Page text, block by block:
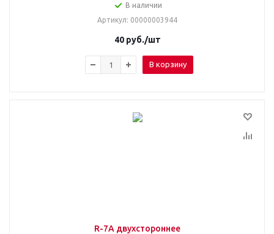
В наличии
Артикул: 00000003944
40руб./шт
В корзину
R-7А двухстороннее